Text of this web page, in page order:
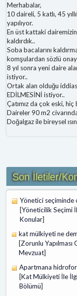
Merhabalar,
10 daireli, 5 katlı, 45
yapılıyor.
En üst kattaki
kaldırdık..
Soba bacalarını
komşulardan sözlü onay
8 yıl sonra yeni daire
istiyor..
Ortak alan olduğu
EDİLMESİNİ istiyor..
Çatımız da çok eski, hiç
Daireler 90 m2
Doğalgaz ile bireysel
Son İletiler/
Yönetici seçiminde
[Yöneticilik Seçimi
Konular]
kat mülkiyeti ne
[Zorunlu
Mevzuat]
Apartmana
[Kat Mülkiyeti İle
Bölümü]